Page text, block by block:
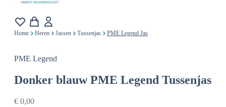
Home Heren Jassen Tussenjas PME Legend Jas
PME Legend
Donker blauw PME Legend Tussenjas
€ 0,00